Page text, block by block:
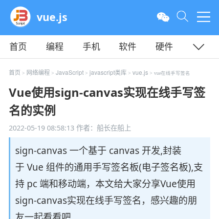
vue.js
首页 编程 手机 软件
硬件
教程
平面 服务器
首页 > 网络编程 > JavaScript> javascript类库> vue.js> vue在线手写签名
Vue使用sign-canvas实现在线手写签
名的实例
2022-05-19 08:58:13作者：船长在船上
sign-canvas 一个基于 canvas 开发,封装
于 Vue 组件的通用手写签名板(电子签名板),支
持 pc 端和移动端，本文给大家分享Vue使用
sign-canvas实现在线手写签名，感兴趣的朋